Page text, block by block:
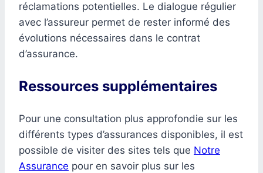
réclamations potentielles. Le dialogue régulier
avec l’assureur permet de rester informé des
évolutions nécessaires dans le contrat
d’assurance.
Ressources supplémentaires
Pour une consultation plus approfondie sur les
différents types d’assurances disponibles, il est
possible de visiter des sites tels que Notre
Assurance pour en savoir plus sur les